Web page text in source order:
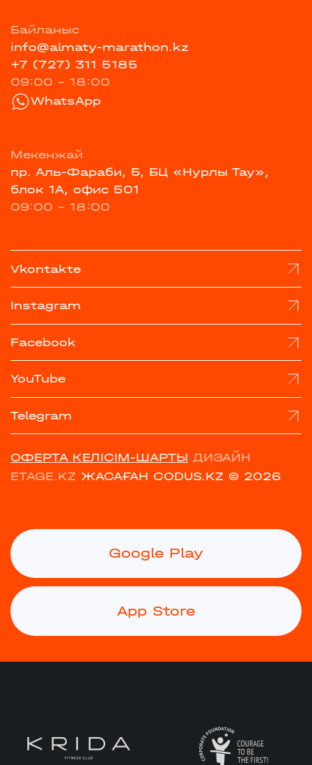
Байланыс
info@almaty-marathon.kz
+7 (727) 311 5185
09:00 - 18:00
WhatsApp
Мекенжай
пр. Аль-Фараби, 5, БЦ «Нурлы Тау»,
блок 1А, офис 501
09:00 - 18:00
Vkontakte
Instagram
Facebook
YouTube
Telegram
ОФЕРТА КЕЛІСІМ-ШАРТЫ ДИЗАЙН
ETAGE.KZ ЖАСАҒАН CODUS.KZ © 2026
Google Play
App Store